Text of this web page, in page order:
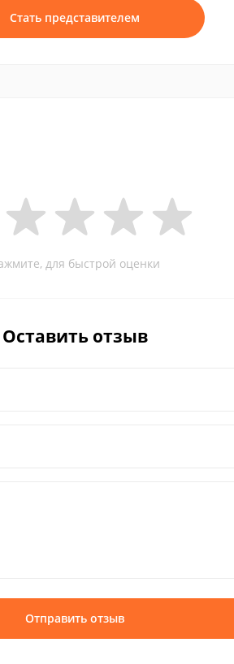
Стать представителем
для быстрой оценки
Оставить отзыв
Отправить отзыв